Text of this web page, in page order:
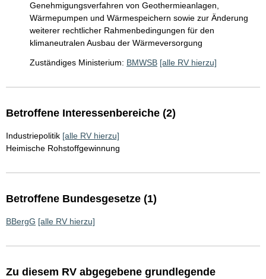
Genehmigungsverfahren von Geothermieanlagen,
Wärmepumpen und Wärmespeichern sowie zur Änderung
weiterer rechtlicher Rahmenbedingungen für den
klimaneutralen Ausbau der Wärmeversorgung
Zuständiges Ministerium: BMWSB [alle RV hierzu]
Betroffene Interessenbereiche (2)
Industriepolitik [alle RV hierzu]
Heimische Rohstoffgewinnung
Betroffene Bundesgesetze (1)
BBergG [alle RV hierzu]
Zu diesem RV abgegebene grundlegende